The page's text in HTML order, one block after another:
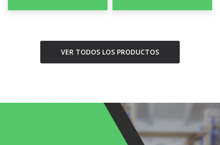
VER TODOS LOS PRODUCTOS